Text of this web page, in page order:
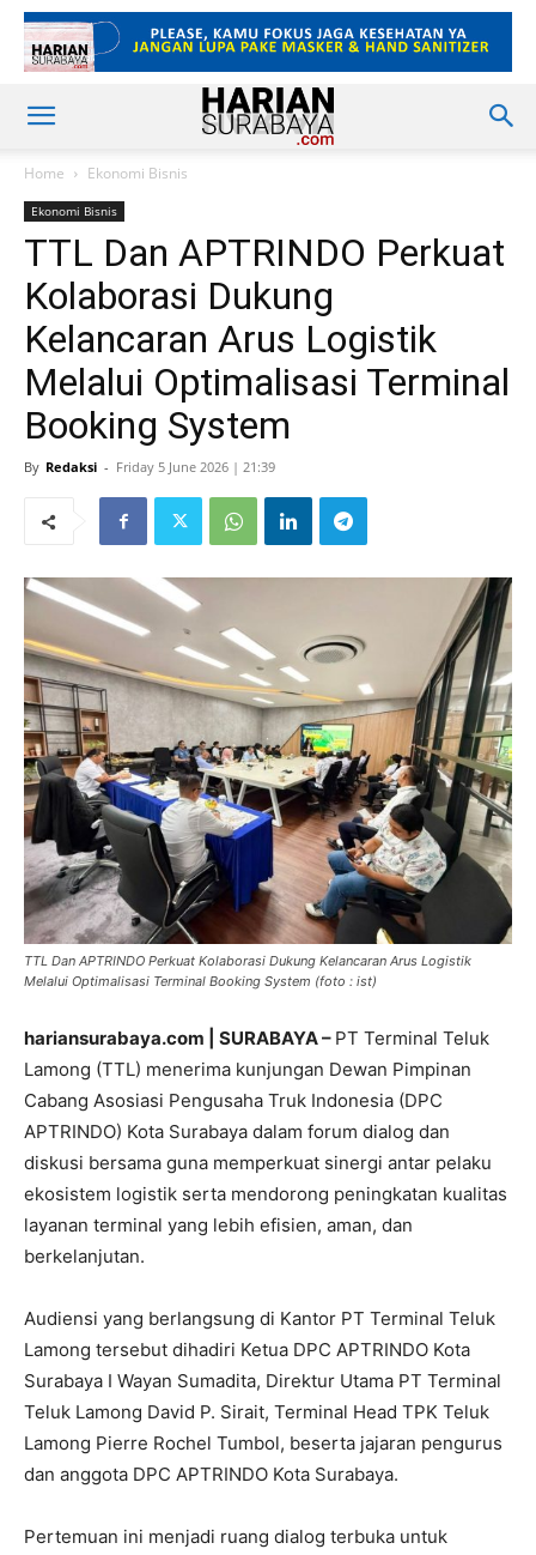
Home Ekonomi Bisnis
Ekonomi Bisnis
TTL Dan APTRINDO Perkuat
Kolaborasi Dukung
Kelancaran Arus Logistik
Melalui Optimalisasi Terminal
Booking System
By Redaksi - Friday 5 June 2026 | 21:39
TTL Dan APTRINDO Perkuat Kolaborasi Dukung Kelancaran Arus Logistik
Melalui Optimalisasi Terminal Booking System (foto : ist)
hariansurabaya.com | SURABAYA – PT Terminal Teluk
Lamong (TTL) menerima kunjungan Dewan Pimpinan
Cabang Asosiasi Pengusaha Truk Indonesia (DPC
APTRINDO) Kota Surabaya dalam forum dialog dan
diskusi bersama guna memperkuat sinergi antar pelaku
ekosistem logistik serta mendorong peningkatan kualitas
layanan terminal yang lebih efisien, aman, dan
berkelanjutan.
Audiensi yang berlangsung di Kantor PT Terminal Teluk
Lamong tersebut dihadiri Ketua DPC APTRINDO Kota
Surabaya I Wayan Sumadita, Direktur Utama PT Terminal
Teluk Lamong David P. Sirait, Terminal Head TPK Teluk
Lamong Pierre Rochel Tumbol, beserta jajaran pengurus
dan anggota DPC APTRINDO Kota Surabaya.
Pertemuan ini menjadi ruang dialog terbuka untuk